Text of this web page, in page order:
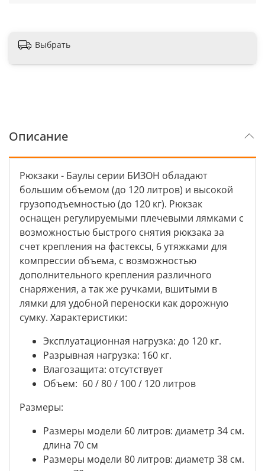
Выбрать
Описание
Рюкзаки - Баулы серии БИЗОН обладают
большим объемом (до 120 литров) и высокой
грузоподъемностью (до 120 кг). Рюкзак
оснащен регулируемыми плечевыми лямками с
возможностью быстрого снятия рюкзака за
счет крепления на фастексы, 6 утяжками для
компрессии объема, с возможностью
дополнительного крепления различного
снаряжения, а так же ручками, вшитыми в
лямки для удобной переноски как дорожную
сумку. Характеристики:
Эксплуатационная нагрузка: до 120 кг.
Разрывная нагрузка: 160 кг.
Влагозащита: отсутствует
Объем: 60 / 80 / 100 / 120 литров
Размеры:
Размеры модели 60 литров: диаметр 34 см.
длина 70 см
Размеры модели 80 литров: диаметр 38 см.